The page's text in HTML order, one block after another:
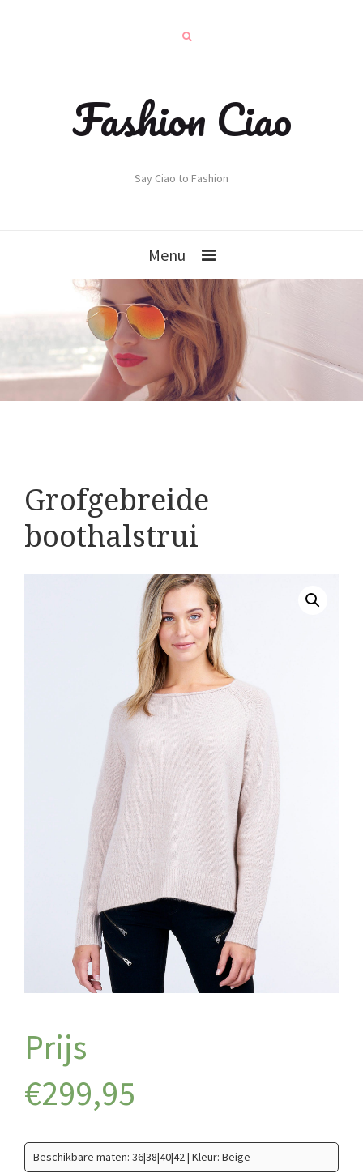
Fashion Ciao
Say Ciao to Fashion
Menu
Grofgebreide
boothalstrui
€299,95
Beschikbare maten: 36|38|40|42 | Kleur: Beige